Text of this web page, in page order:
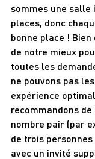
sommes une salle
places, donc
bonne place !
de notre mieux
toutes les
ne pouvons pas
expérience
recommandons
nombre pair (par
de trois
avec un invité